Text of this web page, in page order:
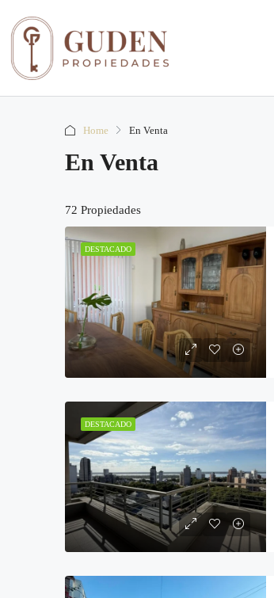
Home En Venta
En Venta
72 Propiedades
DESTACADO
DESTACADO